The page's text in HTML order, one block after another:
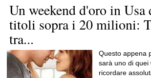
Un weekend d'oro in Usa
titoli sopra i 20 milioni:
tra...
Questo appena
sarà uno di quei
ricordare